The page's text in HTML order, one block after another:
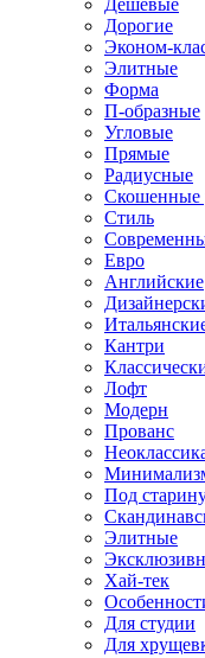
Дешевые
Дорогие
Эконом-
Элитные
Форма
П-образные
Угловые
Прямые
Радиусные
Скошенные
Стиль
Евро
Английские
Кантри
Лофт
Модерн
Прованс
Под
Элитные
Хай-тек
Для студии
Для